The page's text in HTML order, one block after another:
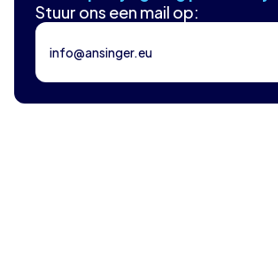
Stuur ons een mail op:
info@ansinger.eu